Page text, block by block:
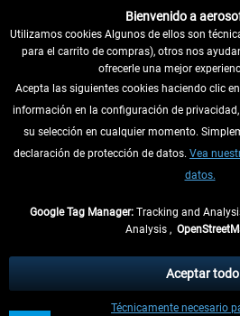
DESISTIR DEL CONTRATO
INFORMACIÓN
tasas de recepción si no se
** De aplicación a envíos dentro de
Bienvenido a
Utilizamos cookies Algunos de ellos son
para el carrito de compras), otros nos
ofrecerle una mejor
Acepta las siguientes cookies haciendo clic
información en la configuración de
su selección en cualquier momento.
declaración de protección de datos. Vea
datos.
Google Tag Manager: Tracking and
Analysis ,
Técnicamente necesario
Aceptar todo